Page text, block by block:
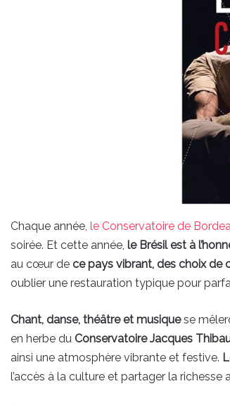
Chaque année, le Conservatoire de
soirée. Et cette année, le Brésil est à
au cœur de ce pays vibrant, des choix de
oublier une restauration typique pour
Chant, danse, théâtre et musiquese
en herbe du Conservatoire Jacques
ainsi une atmosphère vibrante et festive.
l’accès à la culture et partager la